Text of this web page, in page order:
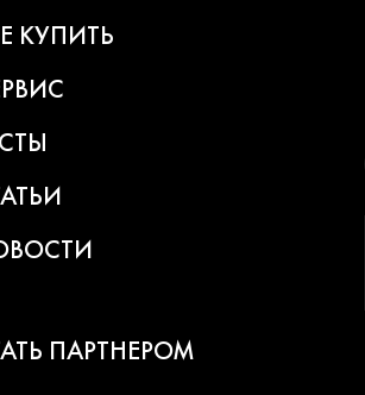
КУПИТЬ
ПАРТНЕРОМ